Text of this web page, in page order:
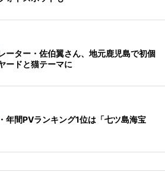
ーター・佐伯翼さん、地元鹿児島で初個
ードと猫テーマに
年間PVランキング1位は「七ツ島海宝